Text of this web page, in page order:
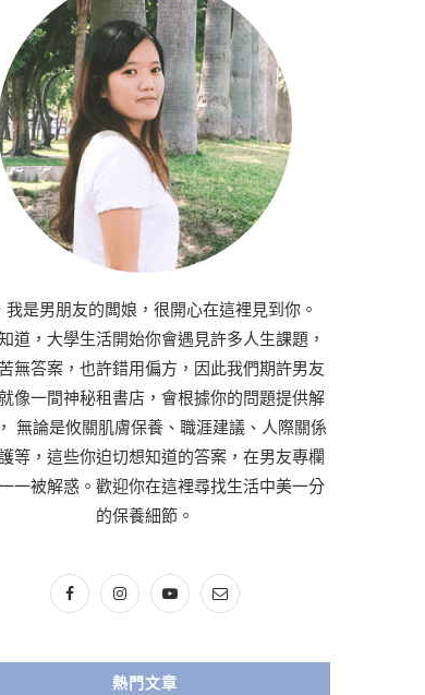
我是男朋友的闆娘，很開心在這裡見到你。
道，大學生活開始你會遇見許多人生課題，
無答案，也許錯用偏方，因此我們期許男友
像一間神秘租書店，會根據你的問題提供解
無論是攸關肌膚保養、職涯建議、人際關係
等，這些你迫切想知道的答案，在男友專欄
一被解惑。歡迎你在這裡尋找生活中美一分
的保養細節。
熱門文章